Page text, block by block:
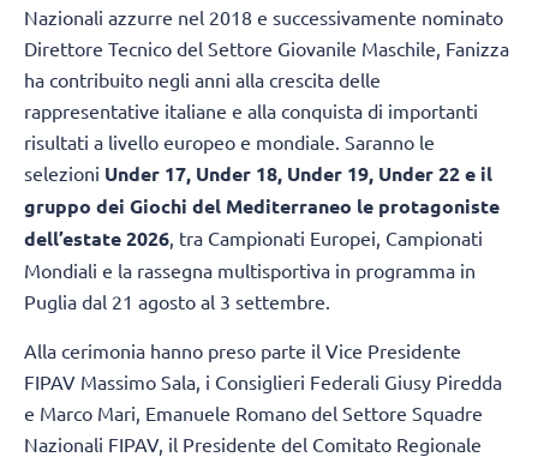
Nazionali azzurre nel 2018 e successivamente nominato
Direttore Tecnico del Settore Giovanile Maschile, Fanizza
ha contribuito negli anni alla crescita delle
rappresentative italiane e alla conquista di importanti
risultati a livello europeo e mondiale. Saranno le
selezioni Under 17, Under 18, Under 19, Under 22 e il
gruppo dei Giochi del Mediterraneo le protagoniste
dell’estate 2026, tra Campionati Europei, Campionati
Mondiali e la rassegna multisportiva in programma in
Puglia dal 21 agosto al 3 settembre.
Alla cerimonia hanno preso parte il Vice Presidente
FIPAV Massimo Sala, i Consiglieri Federali Giusy Piredda
e Marco Mari, Emanuele Romano del Settore Squadre
Nazionali FIPAV, il Presidente del Comitato Regionale